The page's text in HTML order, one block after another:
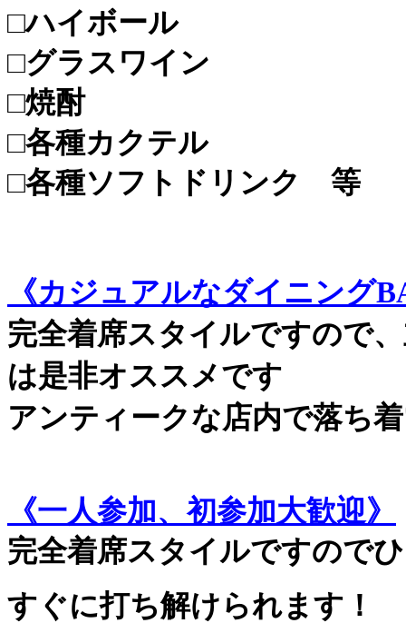
□ハイボール
□グラスワイン
□焼酎
□各種カクテル
□各種ソフトドリンク 等
《カジュアルなダイニング
完全着席スタイルですので
は是非オススメです
アンティークな店内で落ち
《一人参加、初参加大歓迎》
完全着席スタイルですので
すぐに打ち解けられます！